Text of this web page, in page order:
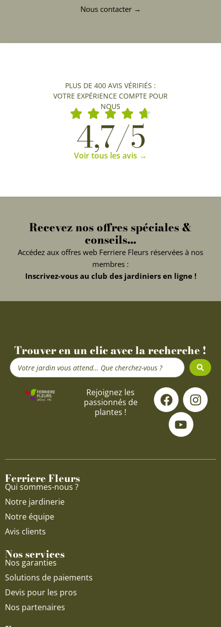
Nous contacter →
PLUS DE 400 AVIS VÉRIFIÉS :
VOTRE EXPÉRIENCE COMPTE POUR
NOUS
4,7/5
Voir tous les avis →
Recevez nos offres spéciales &
conseils...
Accédez aux offres web Ferriere Fleurs réservées à nos
membres :
Inscrivez-vous au club des jardiniers en ligne !
Trouver en un clic avec la recherche !
Search
...
Rejoignez les
passionnés de
plantes !
F
a
c
e
o
I
n
s
g
Y
o
u
t
u
b
Ferriere Fleurs
Qui sommes-nous ?
Notre jardinerie
Notre équipe
Avis clients
Nos services
Nos garanties
Solutions de paiements
Devis pour les pros
Nos partenaires